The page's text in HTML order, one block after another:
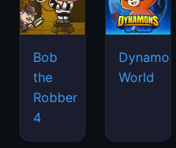
Bob
the
Robber
4
Dynamons
World